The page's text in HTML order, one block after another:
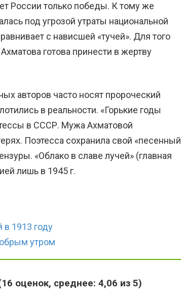
России только победы. К тому же
под угрозой утраты национальной
с нависшей «тучей». Для того
готова принести в жертву
авторов часто носят пророческий
в реальности. «Горькие годы
в СССР. Мужа Ахматовой
Поэтесса сохранила свой «песенный
«Облако в славе лучей» (главная
лишь в 1945 г.
1913 году
утром
16 оценок, среднее: 4,06 из 5)